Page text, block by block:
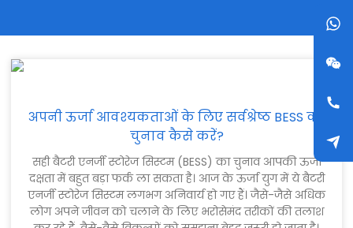
अपनी ऊर्जा आवश्यकताओं के लिए सर्वश्रेष्ठ BESS का
चुनाव कैसे करें?
सही बैटरी एनर्जी स्टोरेज सिस्टम (BESS) का चुनाव आपकी ऊर्जा
दक्षता में बहुत बड़ा फर्क ला सकता है। आज के ऊर्जा युग में ये बैटरी
एनर्जी स्टोरेज सिस्टम लगभग अनिवार्य हो गए हैं। जैसे-जैसे अधिक
लोग अपने जीवन को चलाने के लिए भरोसेमंद तरीकों की तलाश